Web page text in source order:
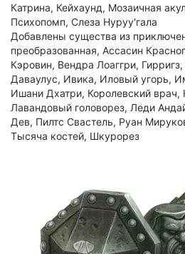
Катрина, Кейхаунд, Мозаичная
Психопомп, Слеза Нуруу'гала
Добавлены существа из
преобразованная, Ассасин
Кэровин, Вендра Лоаггри,
Даваулус, Ивика, Иловый угорь,
Ишани Дхатри, Королевский врач,
Лавандовый головорез, Леди
Дев, Пилтс Свастель, Руан
Тысяча костей, Шкурорез